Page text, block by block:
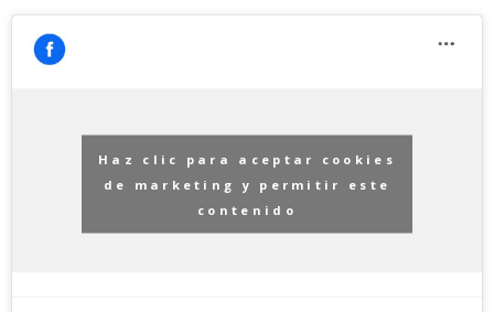
Haz clic para aceptar cookies
de marketing y permitir este
contenido